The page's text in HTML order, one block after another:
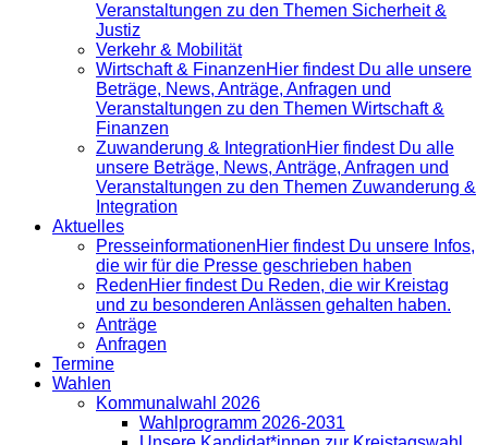
Veranstaltungen zu den Themen Sicherheit &
Justiz
Verkehr & Mobilität
Wirtschaft & FinanzenHier findest Du alle unsere
Beträge, News, Anträge, Anfragen und
Veranstaltungen zu den Themen Wirtschaft &
Finanzen
Zuwanderung & IntegrationHier findest Du alle
unsere Beträge, News, Anträge, Anfragen und
Veranstaltungen zu den Themen Zuwanderung &
Integration
Aktuelles
Presse­informationenHier findest Du unsere Infos,
die wir für die Presse geschrieben haben
RedenHier findest Du Reden, die wir Kreistag
und zu besonderen Anlässen gehalten haben.
Anträge
Anfragen
Termine
Wahlen
Kommunalwahl 2026
Wahlprogramm 2026-2031